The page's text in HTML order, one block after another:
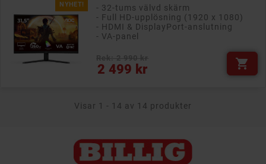
NYHET!
- 32-tums välvd skärm
- Full HD-upplösning (1920 x 1080)
- HDMI & DisplayPort-anslutning
- VA-panel
2 499 kr
Pris 
Visar 1 - 14 av 14 produkter